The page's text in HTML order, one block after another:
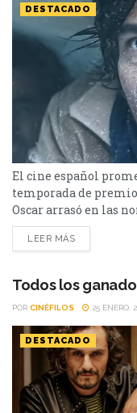
DESTACADO
El cine español
temporada de
Oscar arrasó en las
plataforma de
un as bajo la manga
películas...
LEER MÁS
Todos los
POR CINÉFILOS 25 ENERO,
DESTACADO